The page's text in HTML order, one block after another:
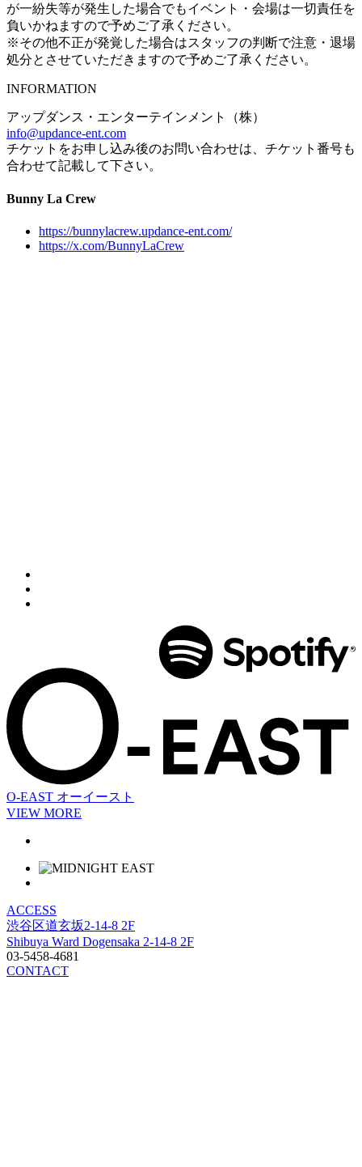
が一紛失等が発生した場合でもイベント・会場は一切責任を
負いかねますので予めご了承ください。
※その他不正が発覚した場合はスタッフの判断で注意・退場
処分とさせていただきますので予めご了承ください。
INFORMATION
アップダンス・エンターテインメント（株）
info@updance-ent.com
チケットをお申し込み後のお問い合わせは、チケット番号も
合わせて記載して下さい。
Bunny La Crew
https://bunnylacrew.updance-ent.com/
https://x.com/BunnyLaCrew
O-EAST オーイースト
VIEW MORE
ACCESS
渋谷区道玄坂2-14-8 2F
Shibuya Ward Dogensaka 2-14-8 2F
03-5458-4681
CONTACT